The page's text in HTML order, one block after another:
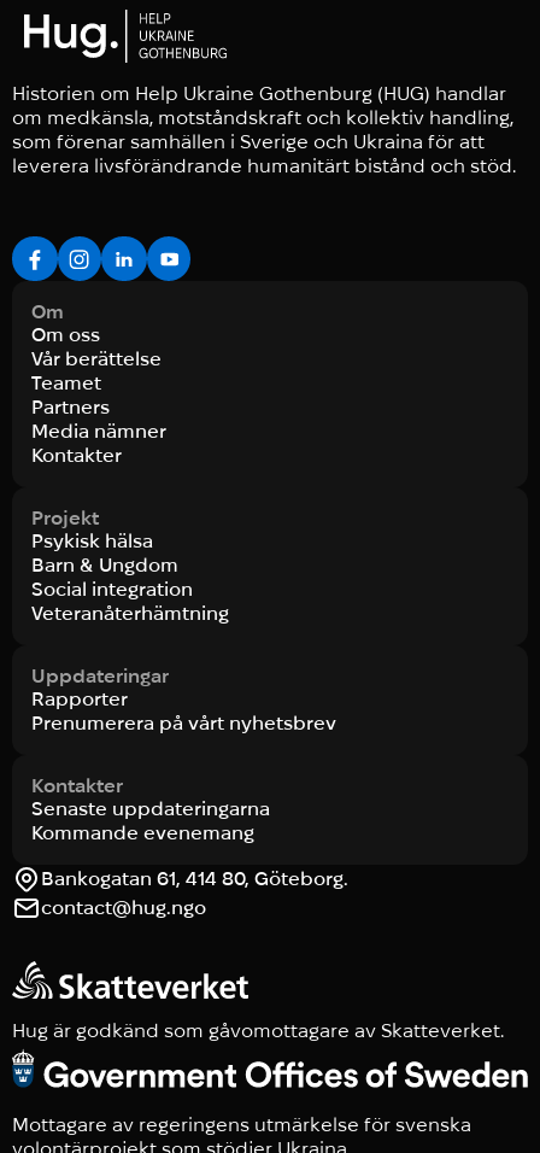
Historien om Help Ukraine Gothenburg (HUG) handlar
om medkänsla, motståndskraft och kollektiv handling,
som förenar samhällen i Sverige och Ukraina för att
leverera livsförändrande humanitärt bistånd och stöd.
Om
Om oss
Vår berättelse
Teamet
Partners
Media nämner
Kontakter
Projekt
Psykisk hälsa
Barn & Ungdom
Social integration
Veteranåterhämtning
Uppdateringar
Rapporter
Prenumerera på vårt nyhetsbrev
Kontakter
Senaste uppdateringarna
Kommande evenemang
Bankogatan 61, 414 80, Göteborg.
contact@hug.ngo
Hug är godkänd som gåvomottagare av Skatteverket.
Mottagare av regeringens utmärkelse för svenska